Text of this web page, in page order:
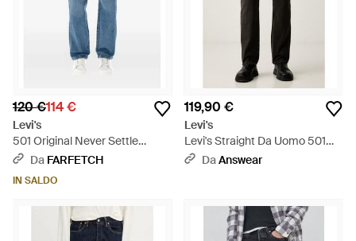
120 €114 €
Levi's
501 Original Never Settle
Stretch - Blu
Da FARFETCH
IN SALDO
119,90 €
Levi's
Levi's Straight Da Uomo 501
Original Fit - Nero
DaAnswear